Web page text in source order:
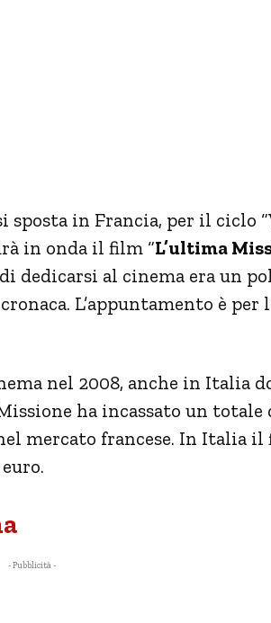
sposta in Francia, per il ciclo
in onda il film “L’ultima
dedicarsi al cinema era un
L’appuntamento è per
nel 2008, anche in Italia
ha incassato un
mercato francese. In Italia il
- Pubblicità -